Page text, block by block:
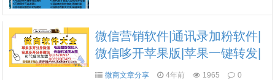
微信营销软件|通讯录加粉软件|
微信哆开苹果版|苹果一键转发|
苹果分身|苹果哆开|苹果云|苹果
微商文章分享 4年前 1965 0